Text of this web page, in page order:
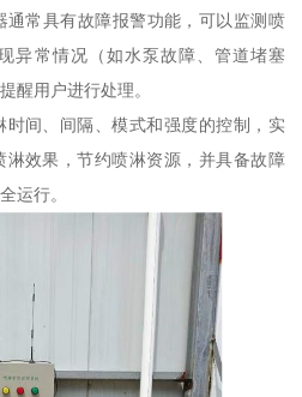
通常具有故障报警功能，可以监测喷
异常情况（如水泵故障、管道堵塞
醒用户进行处理。
间、间隔、模式和强度的控制，实
效果，节约喷淋资源，并具备故障
运行。